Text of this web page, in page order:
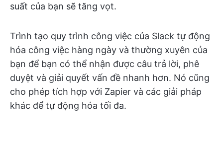
suất của bạn sẽ tăng vọt.
Trình tạo quy trình công việc của Slack tự động
hóa công việc hàng ngày và thường xuyên của
bạn để bạn có thể nhận được câu trả lời, phê
duyệt và giải quyết vấn đề nhanh hơn. Nó cũng
cho phép tích hợp với Zapier và các giải pháp
khác để tự động hóa tối đa.